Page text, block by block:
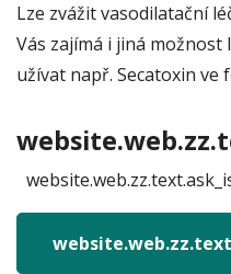
Lze zvážit vasodilatační
Vás zajímá i jiná
užívat např. Secatoxin ve